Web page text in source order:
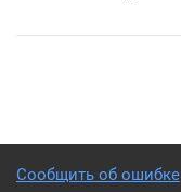
Сообщить об ошибке